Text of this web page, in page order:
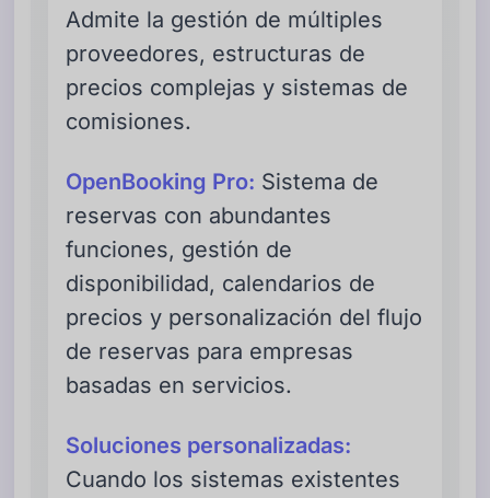
Admite la gestión de múltiples
proveedores, estructuras de
precios complejas y sistemas de
comisiones.
OpenBooking Pro: Sistema de
reservas con abundantes
funciones, gestión de
disponibilidad, calendarios de
precios y personalización del flujo
de reservas para empresas
basadas en servicios.
Soluciones personalizadas:
Cuando los sistemas existentes